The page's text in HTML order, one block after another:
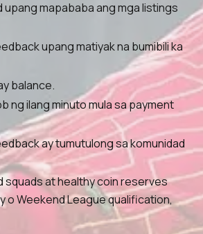
mapababa ang mga listings
upang matiyak na bumibili ka
balance.
ng ilang minuto mula sa payment
ay tumutulong sa komunidad
squads at healthy coin reserves
o Weekend League qualification,